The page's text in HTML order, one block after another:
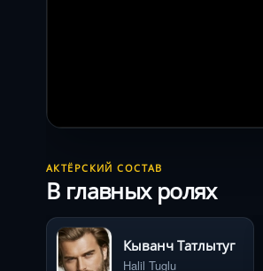
АКТЁРСКИЙ СОСТАВ
В главных ролях
Кыванч Татлытуг
Halil Tuglu